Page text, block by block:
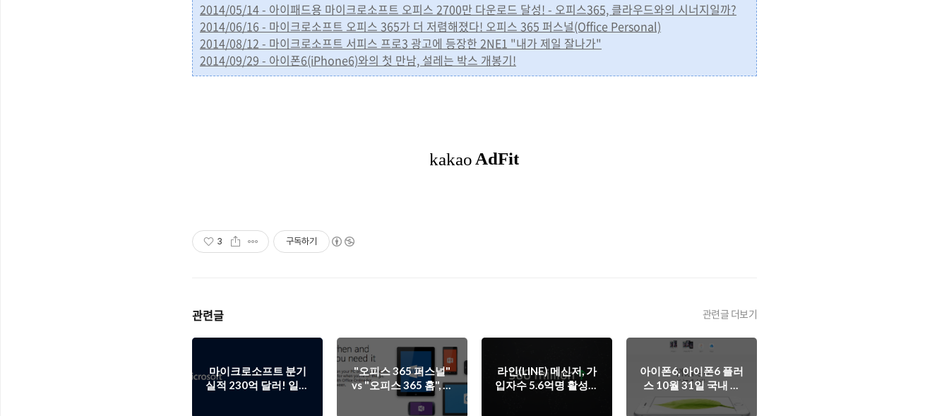
2014/05/14 - 아이패드용 마이크로소프트 오피스 2700만 다운로드 달성! - 오피스365, 클라우드와의 시너지일까?
2014/06/16 - 마이크로소프트 오피스 365가 더 저렴해졌다! 오피스 365 퍼스널(Office Personal)
2014/08/12 - 마이크로소프트 서피스 프로3 광고에 등장한 2NE1 "내가 제일 잘나가"
2014/09/29 - 아이폰6(iPhone6)와의 첫 만남, 설레는 박스 개봉기!
3 구독하기
관련글 관련글 더보기
마이크로소프트 분기
실적 230억 달러! 일등
"오피스 365 퍼스널"
vs "오피스 365 홈", 내
게 맞는 제품은 어떤걸
까?
라인(LINE) 메신저, 가
입자수 5.6억명 활성사
아이폰6, 아이폰6 플러
스 10월 31일 국내 정
식 출시